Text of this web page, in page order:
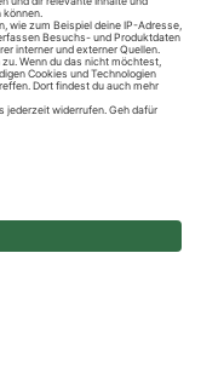
reserved